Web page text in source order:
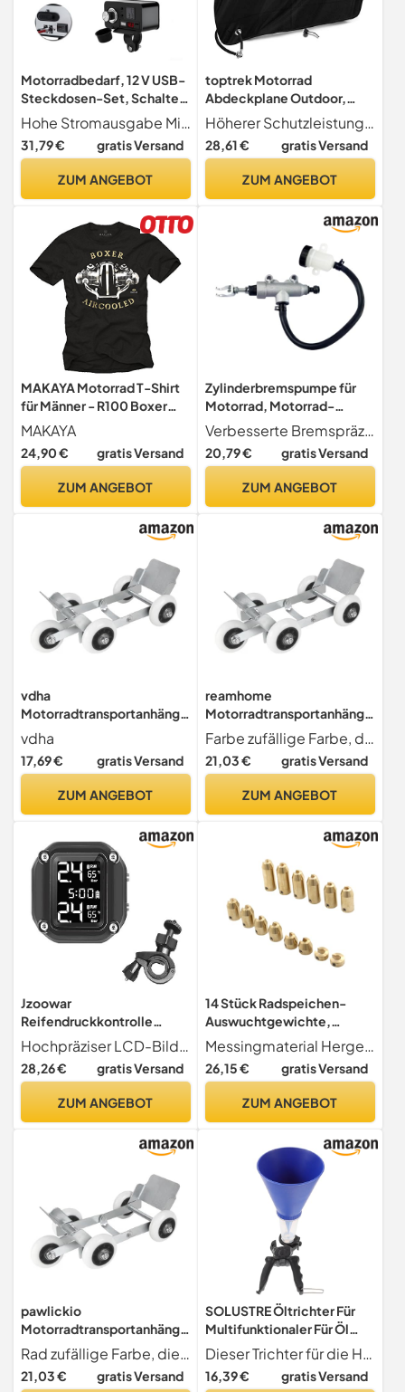
Motorradbedarf, 12 V USB-
Steckdosen-Set, Schalter
und Mehrfachschutz
Hohe Stromausgabe Mit einem leistungsstarken 3A-Ausgang kann diese Motorrad-USB-Buchse Mobiltelefone, Tablets, GPS-Geräte und mehr effizient aufladen.
31,79 € gratis Versand
ZUM ANGEBOT
toptrek Motorrad
Abdeckplane Outdoor,
Motorradabdeckung
Wasserdicht aus 210D,
Reflektierende
Winterfest, Hochwertige
Abdeckplane Motorrad mit
Beutel(245x105x125 cm)
Höherer Schutzleistung Toptrek abdeckplane motorrad ist aus 210T Oxford Stoff und die Rückseite ist mit hoher Dichte Silber beschichtet, die effektive Isolierung, UV-Schutz und wasserdicht ist. Diese Motorradabdeckung besteht aus Doppelnadel und Doppeldraht. Damit bietet diese Motorradabdeckung hervorragender Qualität, Reißfestigkeit. Sie kann vor widrigen Witterungsbedingungen wie Regen, Schnee, Eis, Wind, Staub oder Sonne schützen.
28,61 € gratis Versand
ZUM ANGEBOT
MAKAYA Motorrad T-Shirt
für Männer - R100 Boxer
Motor - Geschenke für
Motorradfahrer Biker
Schwarz L
MAKAYA
24,90 € gratis Versand
ZUM ANGEBOT
Zylinderbremspumpe für
Motorrad, Motorrad-
Hydraulikzylinder |
Hochleistungs-
Motorradbedarf für
Verbesserte Bremspräzision Erleben Sie einen deutlichen Schub der Bremsleistung Ihres Motorrads, sorgen Sie für eine sicherere Fahrt und erfüllen strenge Sicherheitsstandards fühlen Sie das Vertrauen in jede Fahrt.
20,79 € gratis Versand
ZUM ANGEBOT
vdha
Motorradtransportanhänge
r, Motorradbedarf,
Umzugsgerät,
Professionelle Notfall-
vdha
17,69 € gratis Versand
ZUM ANGEBOT
reamhome
Motorradtransportanhänge
r, Motorradbedarf,
Umzugsgerät,
Professionelle Notfall-
Farbe zufällige Farbe, die angegebene Farbe wird nicht akzeptiert
21,03 € gratis Versand
ZUM ANGEBOT
Jzoowar
Reifendruckkontrolle
Kunststoff
Reifendruckkontrolle
Reifendruckerkennung
Motorradbedarf
Hochpräziser LCD-Bildschirm mit Zeitanzeige, gut sichtbar bei Tag und
28,26 € gratis Versand
ZUM ANGEBOT
14 Stück Radspeichen-
Auswuchtgewichte,
Nachfüll-Kits,
wiederverwendbar,
tragbar, einfache
Motorradbedarf
Messingmaterial Hergestellt aus robustem Messing, sind diese Radspeichen-Auswuchtgewichte für die Ewigkeit gebaut und gewährleisten eine zuverlässige Leistung für Ihr Motorrad.
26,15 € gratis Versand
ZUM ANGEBOT
pawlickio
Motorradtransportanhänge
r, Motorradbedarf,
Umzugsgerät,
Professionelle Notfall-
Rad zufällige Farbe, die angegebene Farbe wird nicht akzeptiert
21,03 € gratis Versand
SOLUSTRE Öltrichter Für
Multifunktionaler Für Öl
Benzin Und Konstruktion
Leicht Und Tragbar Für Auto
Und Motorradbedarf
Dieser Trichter für die Handhabung von Öl, Benzin und Kraftstoff konzipiert und somit ein vielseitiges Werkzeug, das Ihren Anforderungen gerecht wird.
16,39 € gratis Versand